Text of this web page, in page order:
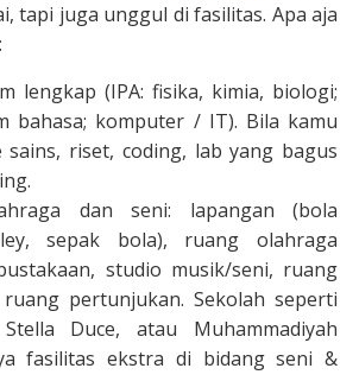
tapi juga unggul di fasilitas. Apa aja
lengkap (IPA: fisika, kimia, biologi;
bahasa; komputer / IT). Bila kamu
sains, riset, coding, lab yang bagus
dan seni: lapangan (bola
sepak bola), ruang olahraga
studio musik/seni, ruang
pertunjukan. Sekolah seperti
Duce, atau Muhammadiyah
fasilitas ekstra di bidang seni &